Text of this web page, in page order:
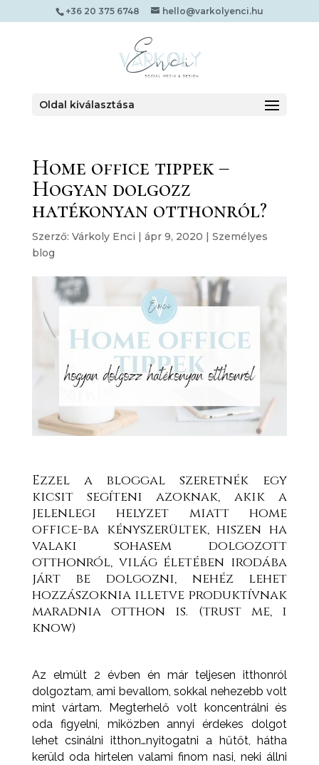
+36 20 375 6748 hello@varkolyenci.hu
Oldal kiválasztása
Home office tippek –
Hogyan dolgozz
hatékonyan otthonról?
Szerző: Várkoly Enci | ápr 9, 2020 | Személyes
blog
Ezzel a bloggal szeretnék egy
kicsit segíteni azoknak, akik a
jelenlegi helyzet miatt home
office-ba kényszerültek, hiszen ha
valaki sohasem dolgozott
otthonról, világ életében irodába
járt be dolgozni, nehéz lehet
hozzászoknia illetve produktívnak
maradnia otthon is. (trust me, i
know)⁣
Az elmúlt 2 évben én már teljesen itthonról
dolgoztam, ami bevallom, sokkal nehezebb volt
mint vártam. Megterhelő volt koncentrálni és
oda figyelni, miközben annyi érdekes dolgot
lehet csinálni itthon…nyitogatni a hűtőt, hátha
kerüld oda hirtelen valami finom nasi, neki állni